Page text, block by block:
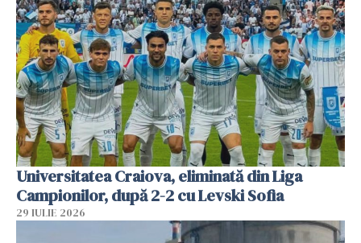
Universitatea Craiova, eliminată din Liga
Campionilor, după 2-2 cu Levski Sofia
29 IULIE 2026